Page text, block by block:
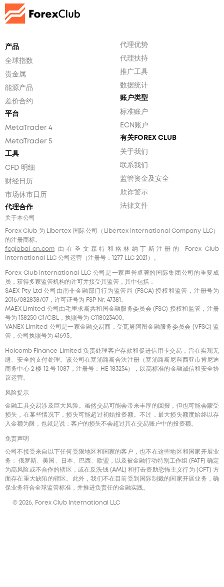
产品
全球指数
贵金属
能源产品
差价合约
平台
MetaTrader 4
MetaTrader 5
工具
CFD 明细
财经日历
市场休市日历
代理合作
代理优势
代理扶持
推广工具
数据统计
账户类型
标准账户
ECN账户
有关FOREX CLUB
关于我们
联系我们
监管资金及安全
欺诈警示
法律文件
关于本公司
Forex Club 为 Libertex 国际公司（Libertex International Company LLC）
的注册商标。
fcglobal-cn.com 由在圣文森特和格林纳丁斯注册的 Forex Club
International LLC 公司运营（注册号：1277 LLC 2021）。
Forex Club International LLC 公司是一家声誉卓著的国际集团公司的重要成
员，获得多家监管机构的许可并接受其监管，其中包括：
SAEX Pty Ltd 公司由南非金融部门行为监管局 (FSCA) 授权和监管，注册号为
2016/082838/07，许可证号为 FSP Nr. 47381。
MAEX Limited 公司由毛里求斯共和国金融服务委员会 (FSC) 授权和监管，注册
号为 158250 C1/GBL，执照号为 С118023400。
VANEX Limited 公司是一家金融交易商，受瓦努阿图金融服务委员会 (VFSC) 监
管，公司执照号为 41695。
Holcomb Finance Limited 负责处理客户存款和促进信用卡交易，旨在实现无
缝、安全的支付处理。该公司在塞浦路斯合法注册（塞浦路斯尼科西亚市肯尼迪
商务中心 2 楼 12 号 1087，注册号：HE 183254），以高标准的金融诚信和安全协
议运营。
风险提示
金融工具交易涉及巨大风险。虽然交易可能会带来丰厚的回报，但也可能会蒙受
损失，在某些情况下，损失可能超过初始投资额。不过，最大损失额度始终以存
入金额为限，也就是说：客户的损失不会超过其在交易账户中的投资额。
免责声明
公司不接受来自以下任何受限地区和国家的客户，也不在这些地区和国家开展业
务： 俄罗斯、美国、日本、巴西、欧盟，以及被金融行动特别工作组 (FATF) 确定
为高风险或不合作的辖区，或在反洗钱 (AML) 和打击资助恐怖主义行为 (CFT) 方
面存在重大缺陷的辖区。此外，我们不在目前受到国际制裁的国家开展业务，确
保业务符合全球监管标准，并推进负责任的金融实践。
© 2026, Forex Club International LLC